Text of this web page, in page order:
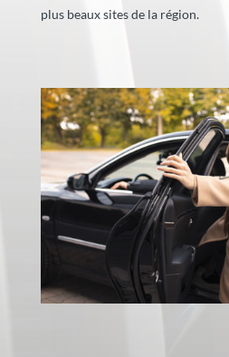
plus beaux sites de la région.